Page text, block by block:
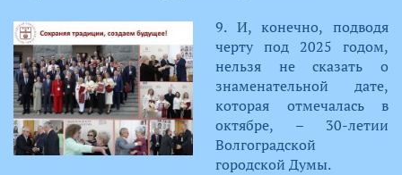
​9. И, конечно, подводя
черту под 2025 годом,
нельзя не сказать о
знаменательной дате,
которая отмечалась в
октябре, – 30-летии
Волгоградской
городской Думы.